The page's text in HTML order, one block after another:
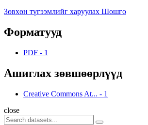
Зөвхөн түгээмлийг харуулах Шошго
Форматууд
PDF - 1
Ашиглах зөвшөөрлүүд
Creative Commons At... - 1
close